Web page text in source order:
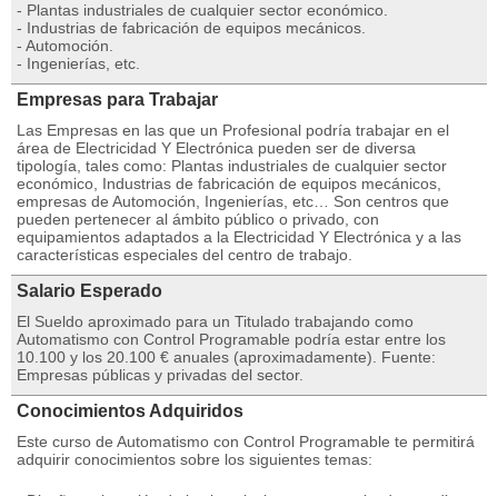
- Plantas industriales de cualquier sector económico.
- Industrias de fabricación de equipos mecánicos.
- Automoción.
- Ingenierías, etc.
Empresas para Trabajar
Las Empresas en las que un Profesional podría trabajar en el
área de Electricidad Y Electrónica pueden ser de diversa
tipología, tales como: Plantas industriales de cualquier sector
económico, Industrias de fabricación de equipos mecánicos,
empresas de Automoción, Ingenierías, etc… Son centros que
pueden pertenecer al ámbito público o privado, con
equipamientos adaptados a la Electricidad Y Electrónica y a las
características especiales del centro de trabajo.
Salario Esperado
El Sueldo aproximado para un Titulado trabajando como
Automatismo con Control Programable podría estar entre los
10.100 y los 20.100 € anuales (aproximadamente). Fuente:
Empresas públicas y privadas del sector.
Conocimientos Adquiridos
Este curso de Automatismo con Control Programable te permitirá
adquirir conocimientos sobre los siguientes temas: